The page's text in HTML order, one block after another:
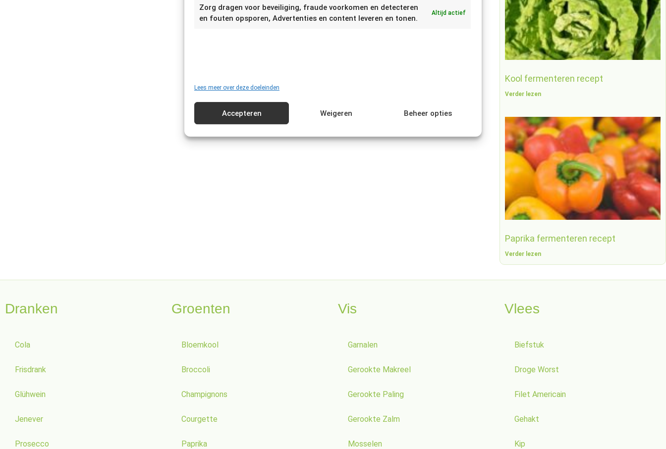
Zorg dragen voor beveiliging, fraude voorkomen en detecteren
en fouten opsporen, Advertenties en content leveren en tonen.
Altijd actief
Lees meer over deze doeleinden
Accepteren Weigeren Beheer opties
Kool fermenteren recept
Verder lezen
Paprika fermenteren recept
Verder lezen
Dranken
Cola
Frisdrank
Glühwein
Jenever
Prosecco
Groenten
Bloemkool
Broccoli
Champignons
Courgette
Paprika
Vis
Garnalen
Gerookte Makreel
Gerookte Paling
Gerookte Zalm
Mosselen
Vlees
Biefstuk
Droge Worst
Filet Americain
Gehakt
Kip